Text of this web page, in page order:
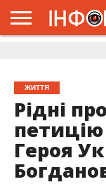
ЖИТТЯ
Рідні
Героя